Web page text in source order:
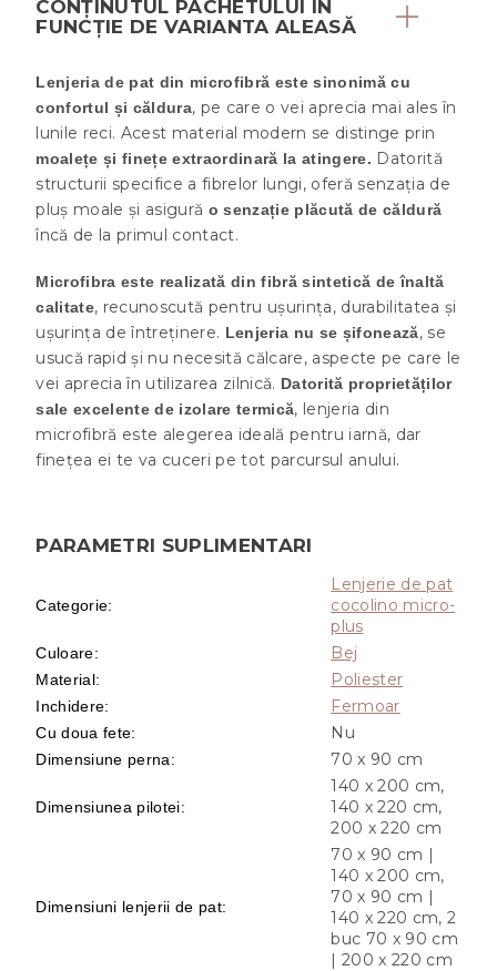
CONȚINUTUL PACHETULUI ÎN
FUNCȚIE DE VARIANTA ALEASĂ
Lenjeria de pat din microfibră este sinonimă cu
confortul și căldura, pe care o vei aprecia mai ales în
lunile reci. Acest material modern se distinge prin
moalețe și finețe extraordinară la atingere. Datorită
structurii specifice a fibrelor lungi, oferă senzația de
pluş moale și asigură o senzație plăcută de căldură
încă de la primul contact.
Microfibra este realizată din fibră sintetică de înaltă
calitate, recunoscută pentru ușurința, durabilitatea și
ușurința de întreținere. Lenjeria nu se șifonează, se
usucă rapid și nu necesită călcare, aspecte pe care le
vei aprecia în utilizarea zilnică. Datorită proprietăților
sale excelente de izolare termică, lenjeria din
microfibră este alegerea ideală pentru iarnă, dar
finețea ei te va cuceri pe tot parcursul anului.
PARAMETRI SUPLIMENTARI
Categorie:
Lenjerie de pat
cocolino micro-
plus
Culoare: Bej
Material: Poliester
Inchidere: Fermoar
Cu doua fete: Nu
Dimensiune perna: 70 x 90 cm
Dimensiunea pilotei:
140 x 200 cm,
140 x 220 cm,
200 x 220 cm
Dimensiuni lenjerii de pat:
70 x 90 cm |
140 x 200 cm,
70 x 90 cm |
140 x 220 cm, 2
buc 70 x 90 cm
| 200 x 220 cm